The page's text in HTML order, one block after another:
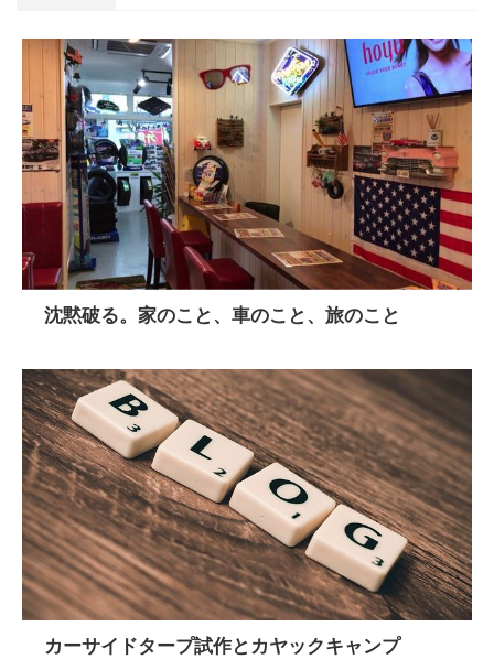
沈黙破る。家のこと、車のこと、旅のこと
カーサイドタープ試作とカヤックキャンプ